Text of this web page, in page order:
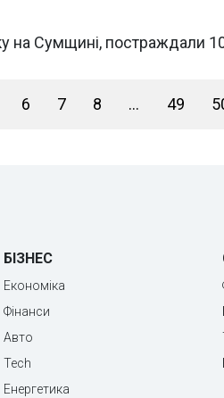
на Сумщині, постраждали
6 7 8 ... 49
БІЗНЕС
Економіка
Фінанси
Авто
Tech
Енергетика